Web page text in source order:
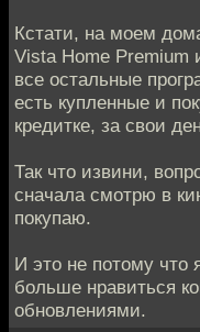
Кстати, на моем
Vista Home
все остальные
есть купленные и
кредитке, за свои
Так что извини,
сначала смотрю в
покупаю.
И это не потому что
больше нравиться
обновлениями.